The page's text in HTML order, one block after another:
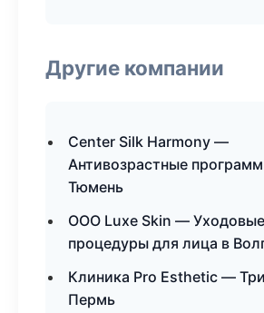
Другие компании
Center Silk Harmony —
Антивозрастные
Тюмень
ООО Luxe Skin — Уходовые
процедуры для лица в
Клиника Pro Esthetic —
Пермь